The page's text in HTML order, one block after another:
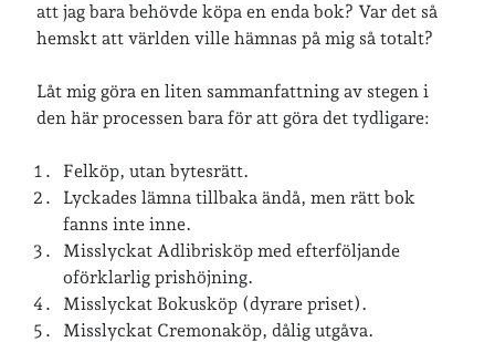
årssammanfattningar öland
Kalender
Flöde för inlägg
Flöde för kommentarer
att jag bara behövde köpa en enda bok? Var det så
hemskt att världen ville hämnas på mig så totalt?
Låt mig göra en liten sammanfattning av stegen i
den här processen bara för att göra det tydligare:
Felköp, utan bytesrätt.
Lyckades lämna tillbaka ändå, men rätt bok
fanns inte inne.
Misslyckat Adlibrisköp med efterföljande
oförklarlig prishöjning.
Misslyckat Bokusköp (dyrare priset).
Misslyckat Cremonaköp, dålig utgåva.